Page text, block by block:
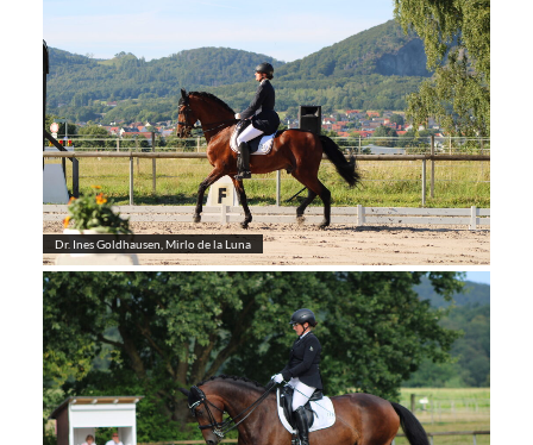
Dr. Ines Goldhausen, Mirlo de la Luna